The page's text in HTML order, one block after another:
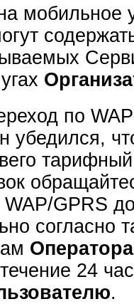
мобильное
по
убедился,
WAP/GPRS
согласно
Оператора
24
.